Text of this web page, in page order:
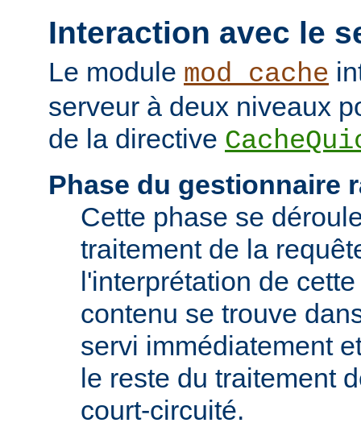
Interaction avec le
Le module mod_cache
serveur à deux niveaux
de la directive
Phase du gestionnaire
Cette phase se
traitement de la
l'interprétation de
contenu se trouve
servi immédiatement
le reste du traitement
court-circuité.